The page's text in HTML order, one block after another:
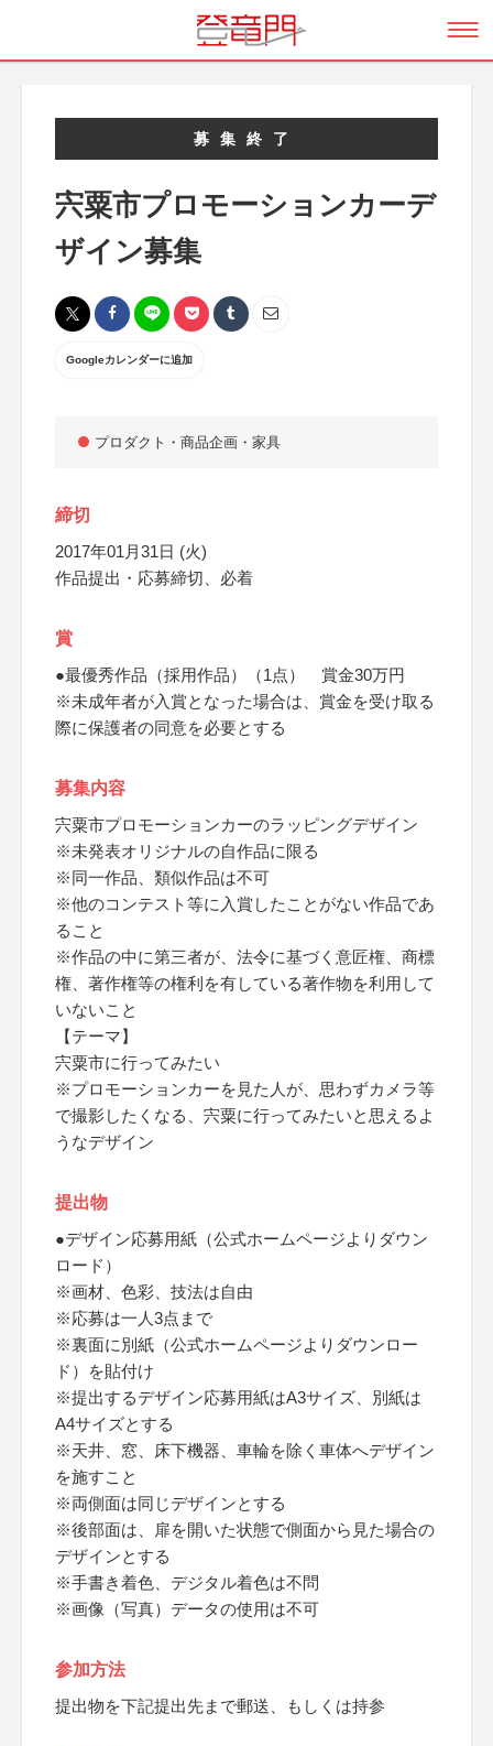
募集終了
宍粟市プロモーションカーデ
ザイン募集
Googleカレンダーに追加
プロダクト・商品企画・家具
締切
2017年01月31日 (火)
作品提出・応募締切、必着
賞
●最優秀作品（採用作品）（1点） 賞金30万円
※未成年者が入賞となった場合は、賞金を受け取る
際に保護者の同意を必要とする
募集内容
宍粟市プロモーションカーのラッピングデザイン
※未発表オリジナルの自作品に限る
※同一作品、類似作品は不可
※他のコンテスト等に入賞したことがない作品であ
ること
※作品の中に第三者が、法令に基づく意匠権、商標
権、著作権等の権利を有している著作物を利用して
いないこと
【テーマ】
宍粟市に行ってみたい
※プロモーションカーを見た人が、思わずカメラ等
で撮影したくなる、宍粟に行ってみたいと思えるよ
うなデザイン
提出物
●デザイン応募用紙（公式ホームページよりダウン
ロード）
※画材、色彩、技法は自由
※応募は一人3点まで
※裏面に別紙（公式ホームページよりダウンロー
ド）を貼付け
※提出するデザイン応募用紙はA3サイズ、別紙は
A4サイズとする
※天井、窓、床下機器、車輪を除く車体へデザイン
を施すこと
※両側面は同じデザインとする
※後部面は、扉を開いた状態で側面から見た場合の
デザインとする
※手書き着色、デジタル着色は不問
※画像（写真）データの使用は不可
参加方法
提出物を下記提出先まで郵送、もしくは持参